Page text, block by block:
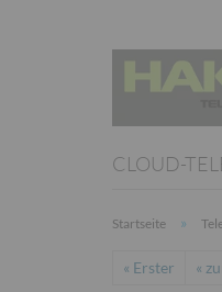
CLOUD-
Startseite »
« Erster «